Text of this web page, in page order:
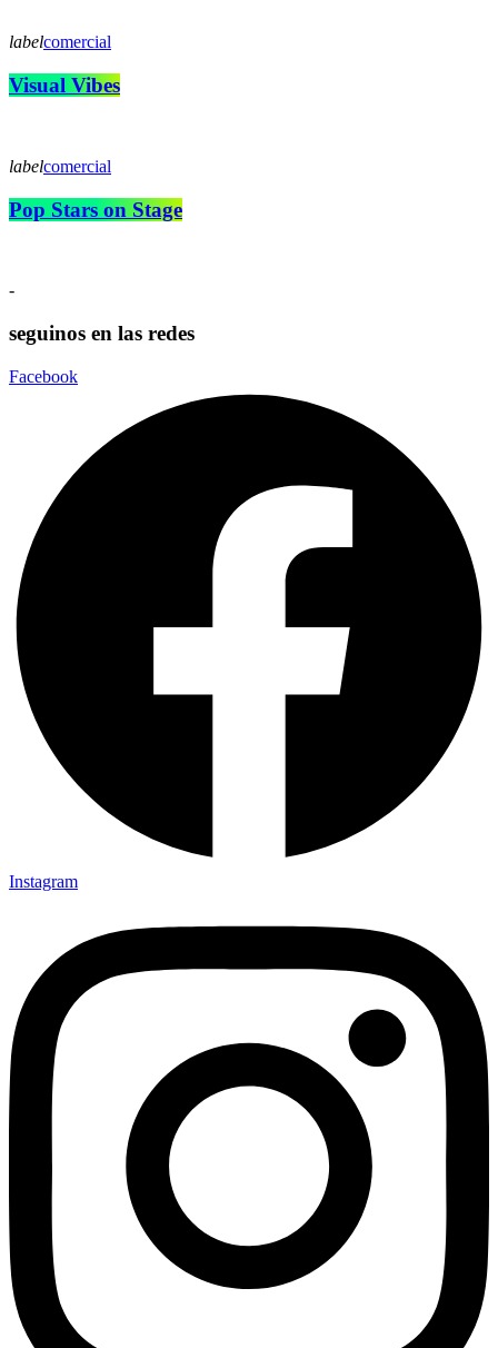
labelcomercial
Visual Vibes
labelcomercial
Pop Stars on Stage
-
seguinos en las redes
Facebook
Instagram